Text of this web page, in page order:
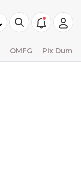
OMFG Pix Dump